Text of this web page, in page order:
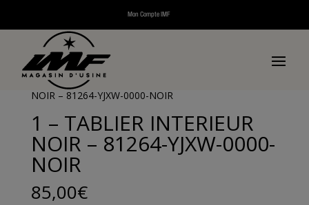
Mon Compte IMF
Accueil /Pièces détachées
thermiques/Pièces détachées Naxos
détachées châssis Naxos
NOIR – 81264-YJXW-0000-NOIR
1 – TABLIER INTERIEUR
NOIR – 81264-YJXW-0000-
NOIR
85,00€